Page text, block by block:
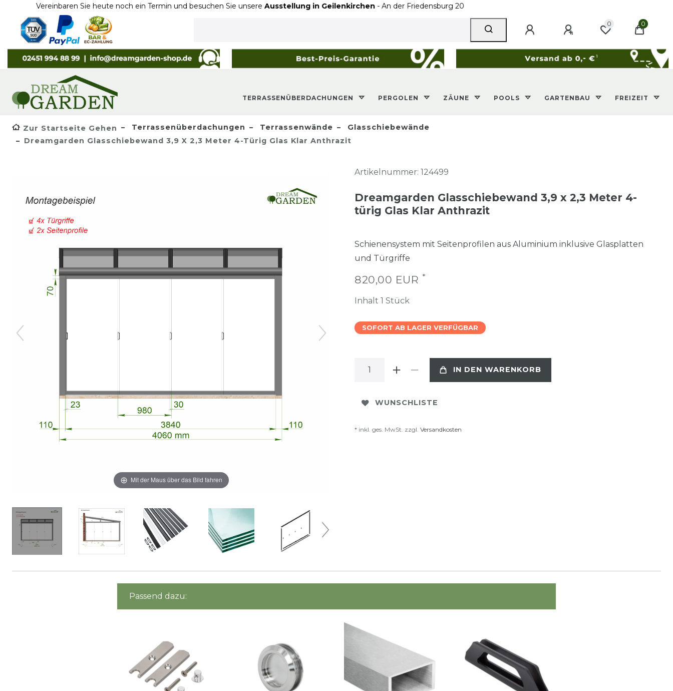
Vereinbaren Sie heute noch ein Termin und besuchen Sie unsereAusstellung in Geilenkirchen- An der Friedensburg 20
0 0
TERRASSENÜBERDACHUNGEN PERGOLEN ZÄUNE POOLS GARTENBAU FREIZEIT
Zur Startseite Gehen Terrassenüberdachungen Terrassenwände
Glasschiebewände
Dreamgarden Glasschiebewand 3,9 X 2,3 Meter 4-Türig Glas Klar Anthrazit
Mit der Maus über das Bild fahren
Artikelnummer: 124499
Dreamgarden Glasschiebewand 3,9 x 2,3 Meter 4-
türig Glas Klar Anthrazit
Schienensystem mit Seitenprofilen aus Aluminium inklusive Glasplatten
und Türgriffe
820,00 EUR *
Inhalt 1 Stück
SOFORT AB LAGER VERFÜGBAR
IN DEN WARENKORB
WUNSCHLISTE
* inkl. ges. MwSt. zzgl. Versandkosten
Passend dazu: